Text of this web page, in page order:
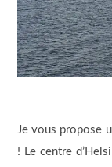
Je vous propose
! Le centre